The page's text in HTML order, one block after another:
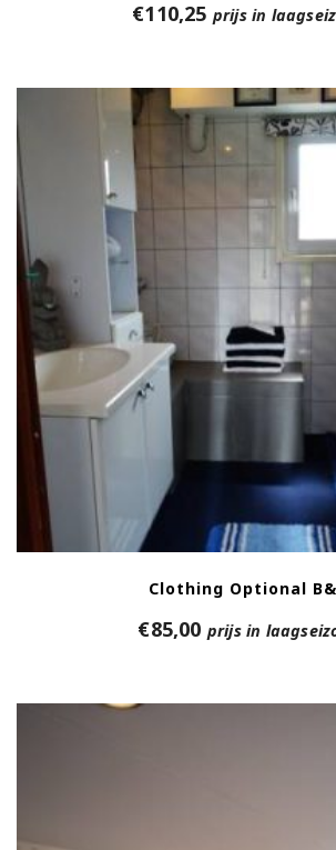
€110,25 prijs in
Clothing Optional
€85,00 prijs in